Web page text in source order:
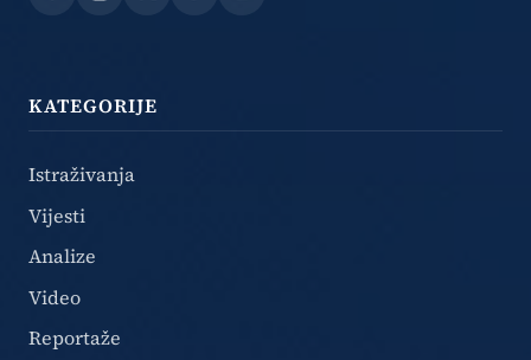
Facebook
Instagram
X TikTokYouTube
KATEGORIJE
Istraživanja
Vijesti
Analize
Video
Reportaže